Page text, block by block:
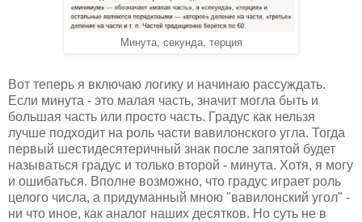
Минута, секунда, терция
Вот теперь я включаю логику и начинаю рассуждать.
Если минута - это малая часть, значит могла быть и
большая часть или просто часть. Градус как нельзя
лучше подходит на роль части вавилонского угла. Тогда
первый шестидесятеричный знак после запятой будет
называться градус и только второй - минута. Хотя, я могу
и ошибаться. Вполне возможно, что градус играет роль
целого числа, а придуманный мною "вавилонский угол" -
ни что иное, как аналог наших десятков. Но суть не в